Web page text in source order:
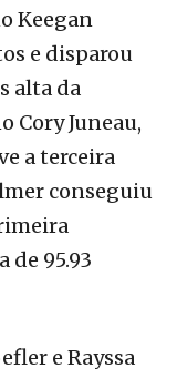
Keegan
e disparou
alta da
Cory Juneau,
a terceira
conseguiu
de 95.93
e Rayssa